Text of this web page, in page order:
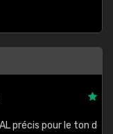
le ton de ma